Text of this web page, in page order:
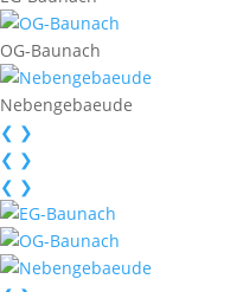
OG-Baunach
Nebengebaeude
❮ ❯
❮ ❯
❮ ❯